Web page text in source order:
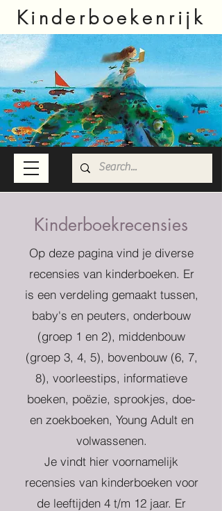
Kinderboekenrijk
Kinderboekrecensies
Op deze pagina vind je diverse
recensies van kinderboeken. Er
is een verdeling gemaakt tussen,
baby's en peuters, onderbouw
(groep 1 en 2), middenbouw
(groep 3, 4, 5), bovenbouw (6, 7,
8), voorleestips, informatieve
boeken, poëzie, sprookjes, doe-
en zoekboeken, Young Adult en
volwassenen.
Je vindt hier voornamelijk
recensies van kinderboeken voor
de leeftijden 4 t/m 12 jaar. Er